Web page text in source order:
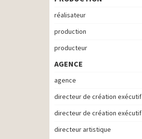
réalisateur
production
producteur
AGENCE
agence
directeur de création exécutif
directeur de création exécutif
directeur artistique